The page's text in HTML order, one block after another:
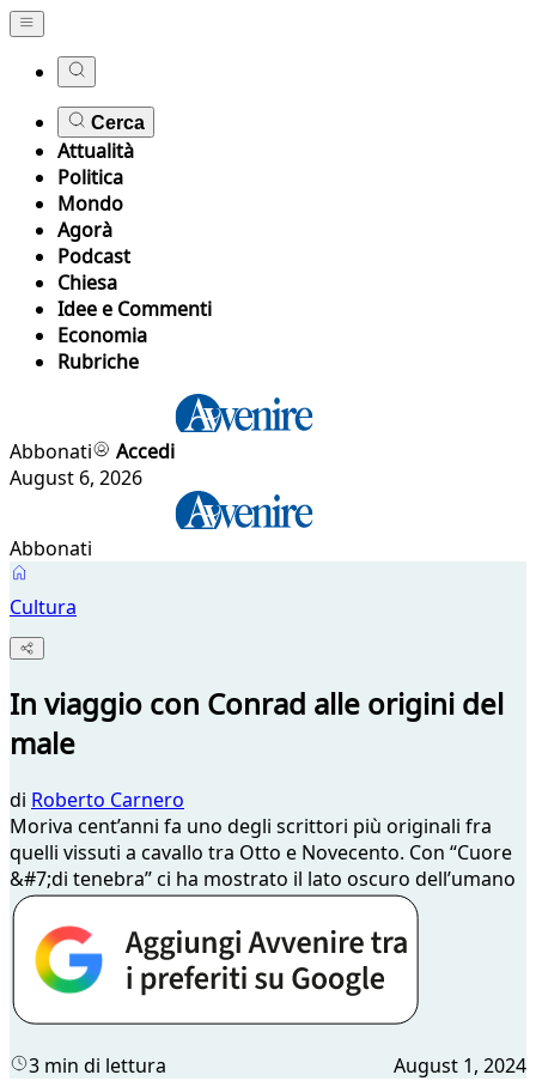
Cerca
Attualità
Politica
Mondo
Agorà
Podcast
Chiesa
Idee e Commenti
Economia
Rubriche
Abbonati
Accedi
August 6, 2026
Abbonati
Cultura
In viaggio con Conrad alle origini del
male
di Roberto Carnero
Moriva cent’anni fa uno degli scrittori più originali fra
quelli vissuti a cavallo tra Otto e Novecento. Con “Cuore
&#7;di tenebra” ci ha mostrato il lato oscuro dell’umano
3 min di lettura August 1, 2024